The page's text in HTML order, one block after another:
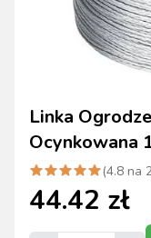
Linka
Ocynkowana
(4.8 na
44.42 zł